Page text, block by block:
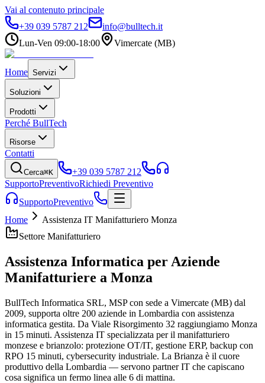
Vai al contenuto principale
+39 039 5787 212
info@bulltech.it
Lun-Ven 09:00-18:00
Vimercate (MB)
Home Servizi
Soluzioni
Prodotti
Perché BullTech
Risorse
Contatti
Cerca⌘K
+39 039 5787 212
SupportoPreventivoRichiedi Preventivo
SupportoPreventivo
Home
Assistenza IT Manifatturiero Monza
Settore Manifatturiero
Assistenza Informatica per Aziende
Manifatturiere a Monza
BullTech Informatica SRL, MSP con sede a Vimercate (MB) dal
2009, supporta oltre 200 aziende in Lombardia con assistenza
informatica gestita. Da Viale Risorgimento 32 raggiungiamo Monza
in 15 minuti. Assistenza IT specializzata per il manifatturiero
monzese e brianzolo: protezione OT/IT, gestione ERP, backup con
RPO 15 minuti, cybersecurity industriale. La Brianza è il cuore
produttivo della Lombardia — servono partner IT che capiscano
cosa significa un fermo linea alle 6 di mattina.